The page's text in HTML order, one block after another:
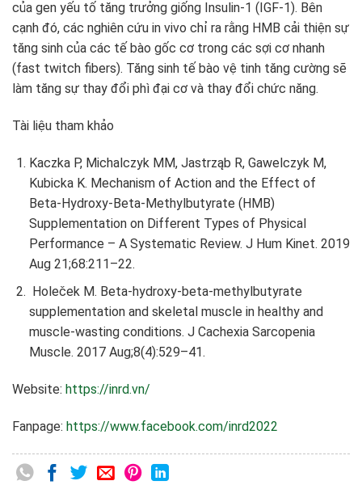
của gen yếu tố tăng trưởng giống Insulin-1 (IGF-1). Bên
cạnh đó, các nghiên cứu in vivo chỉ ra rằng HMB cải thiện sự
tăng sinh của các tế bào gốc cơ trong các sợi cơ nhanh
(fast twitch fibers). Tăng sinh tế bào vệ tinh tăng cường sẽ
làm tăng sự thay đổi phì đại cơ và thay đổi chức năng.
Tài liệu tham khảo
Kaczka P, Michalczyk MM, Jastrząb R, Gawelczyk M,
Kubicka K. Mechanism of Action and the Effect of
Beta-Hydroxy-Beta-Methylbutyrate (HMB)
Supplementation on Different Types of Physical
Performance – A Systematic Review. J Hum Kinet. 2019
Aug 21;68:211–22.
Holeček M. Beta‐hydroxy‐beta‐methylbutyrate
supplementation and skeletal muscle in healthy and
muscle‐wasting conditions. J Cachexia Sarcopenia
Muscle. 2017 Aug;8(4):529–41.
Website: https://inrd.vn/
Fanpage: https://www.facebook.com/inrd2022